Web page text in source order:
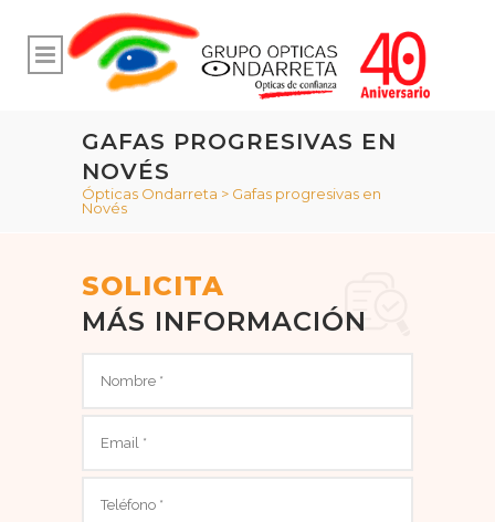
GAFAS PROGRESIVAS EN
NOVÉS
Ópticas Ondarreta > Gafas progresivas en
Novés
SOLICITA
MÁS INFORMACIÓN